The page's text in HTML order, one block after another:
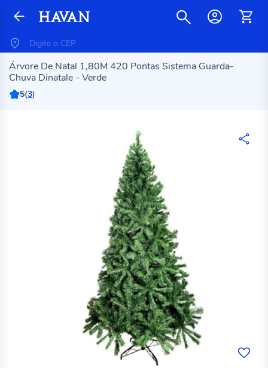
Árvore De Natal 1,80M 420 Pontas Sistema Guarda-
Chuva Dinatale - Verde
5(3)